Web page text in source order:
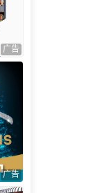
广告
广告